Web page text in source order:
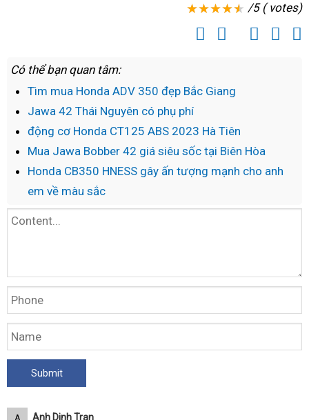
/5 ( votes)
Có thể bạn quan tâm:
Tìm mua Honda ADV 350 đẹp Bắc Giang
Jawa 42 Thái Nguyên có phụ phí
động cơ Honda CT125 ABS 2023 Hà Tiên
Mua Jawa Bobber 42 giá siêu sốc tại Biên Hòa
Honda CB350 HNESS gây ấn tượng mạnh cho anh
em về màu sắc
A Anh Dinh Tran